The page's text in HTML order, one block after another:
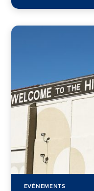
EVÉNEMENTS